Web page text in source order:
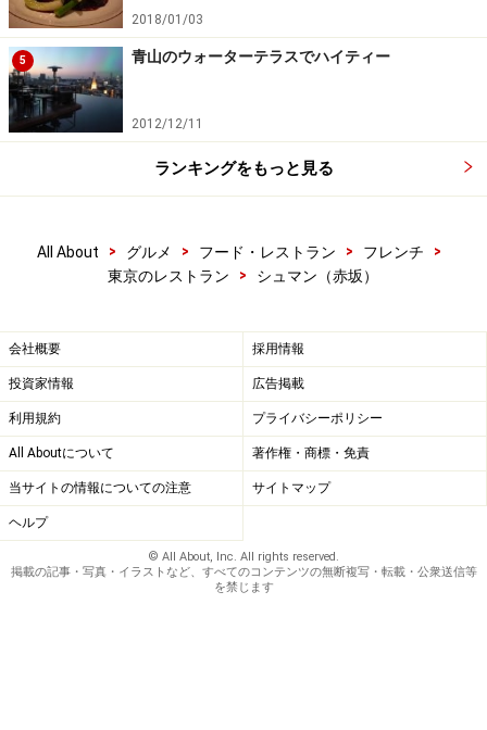
2018/01/03
5 青山のウォーターテラスでハイティー
2012/12/11
ランキングをもっと見る
All About > グルメ > フード・レストラン > フレンチ
>
東京のレストラン
> シュマン（赤坂）
会社概要 採用情報
投資家情報 広告掲載
利用規約 プライバシーポリシー
All Aboutについて 著作権・商標・免責
当サイトの情報についての注意 サイトマップ
ヘルプ
© All About, Inc. All rights reserved.
掲載の記事・写真・イラストなど、すべてのコンテンツの無断複写・転載・公衆送信等
を禁じます